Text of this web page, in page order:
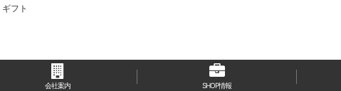
フト
会社案内 SHOP情報